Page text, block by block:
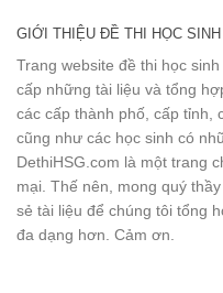
GIỚI THIỆU ĐỀ THI HỌC SINH
Trang website đề thi học
cấp những tài liệu và tổng
các cấp thành phố, cấp tỉnh,
cũng như các học sinh có
DethiHSG.com là một trang
mại. Thế nên, mong quý
sẻ tài liệu để chúng tôi tổng
đa dạng hơn. Cảm ơn.